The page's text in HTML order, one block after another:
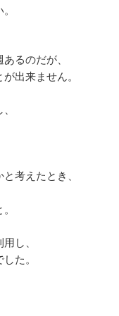
るのだが、
出来ません。
考えたとき、
し、
た。